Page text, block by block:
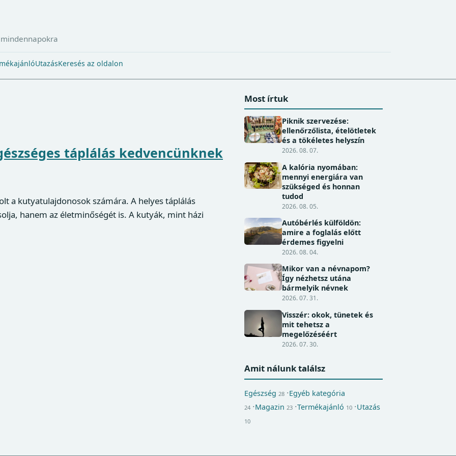
UtazásKeresés az oldalon
táplálás kedvencünknek
a kutyatulajdonosok számára. A helyes táplálás
hanem az életminőségét is. A kutyák, mint házi
Most írtuk
Piknik szervezése:
ellenőrzőlista, ételötletek
és a tökéletes helyszín
2026. 08. 07.
A kalória nyomában:
mennyi energiára van
szükséged és honnan
tudod
2026. 08. 05.
Autóbérlés külföldön:
amire a foglalás előtt
érdemes figyelni
2026. 08. 04.
Mikor van a névnapom?
Így nézhetsz utána
bármelyik névnek
2026. 07. 31.
Visszér: okok, tünetek és
mit tehetsz a
megelőzéséért
2026. 07. 30.
Amit nálunk találsz
Egészség 28 Egyéb kategória
24 Magazin 23 Termékajánló 10 Utazás
10